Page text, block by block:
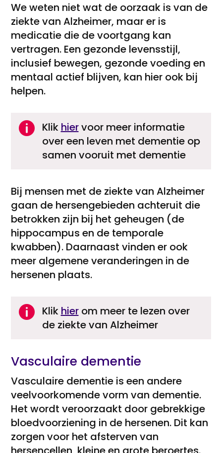
We weten niet wat de oorzaak is van de
ziekte van Alzheimer, maar er is
medicatie die de voortgang kan
vertragen. Een gezonde levensstijl,
inclusief bewegen, gezonde voeding en
mentaal actief blijven, kan hier ook bij
helpen.
 Klik hiervoor meer informatie
over een leven met dementie op
samen vooruit met dementie
Bij mensen met de ziekte van Alzheimer
gaan de hersengebieden achteruit die
betrokken zijn bij het geheugen (de
hippocampus en de temporale
kwabben). Daarnaast vinden er ook
meer algemene veranderingen in de
hersenen plaats.
 Klik hierom meer te lezen over
de ziekte van Alzheimer
Vasculaire dementie
Vasculaire dementie is een andere
veelvoorkomende vorm van dementie.
Het wordt veroorzaakt door gebrekkige
bloedvoorziening in de hersenen. Dit kan
zorgen voor het afsterven van